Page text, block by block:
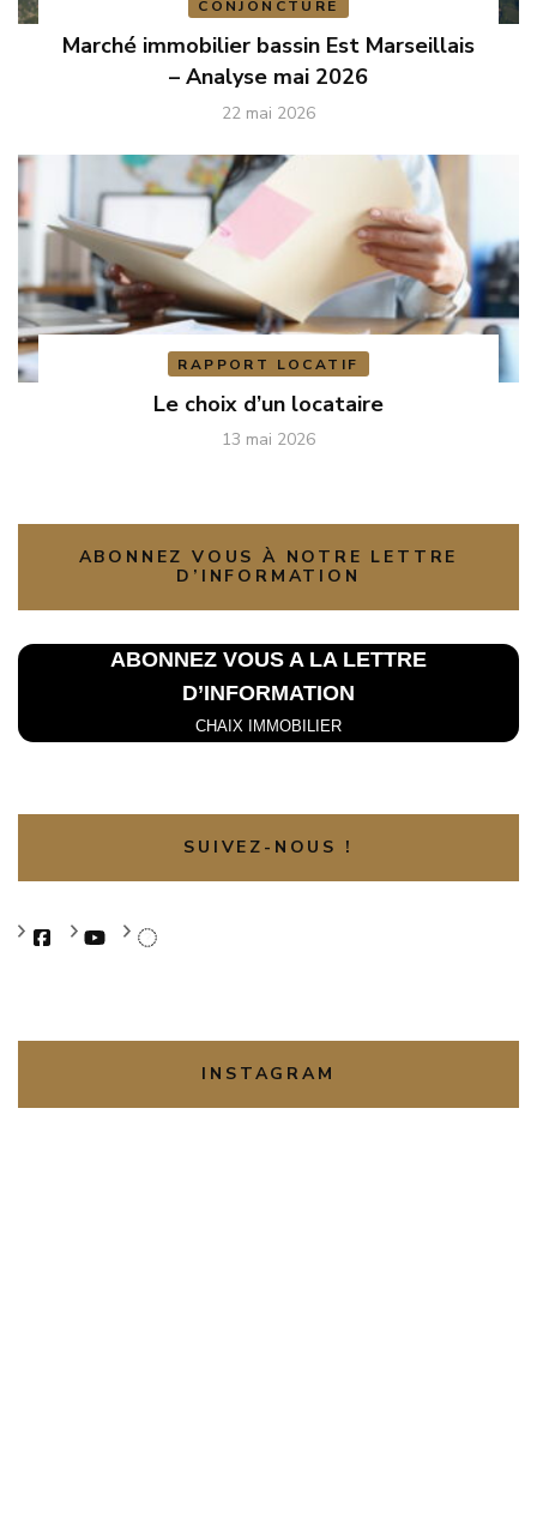
CONJONCTURE
Marché immobilier bassin Est Marseillais
– Analyse mai 2026
22 mai 2026
RAPPORT LOCATIF
Le choix d’un locataire
13 mai 2026
ABONNEZ VOUS À NOTRE LETTRE
D’INFORMATION
ABONNEZ VOUS A LA LETTRE
D’INFORMATION
CHAIX IMMOBILIER
SUIVEZ-NOUS !
INSTAGRAM